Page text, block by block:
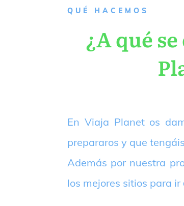
QUÉ HACEMOS
¿A qué
En Viaja Planet os
prepararos y que
Además por nuestra
los mejores sitios para ir